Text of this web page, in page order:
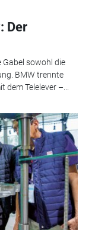
Der
sowohl die
BMW trennte
Telelever –...